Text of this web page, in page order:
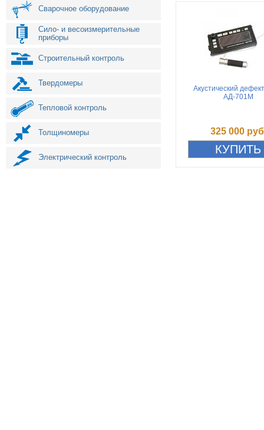
Сварочное оборудование
Сило- и весоизмерительные
приборы
Строительный контроль
Твердомеры
Тепловой контроль
Толщиномеры
Электрический контроль
Акустический
АД-701М
325 000